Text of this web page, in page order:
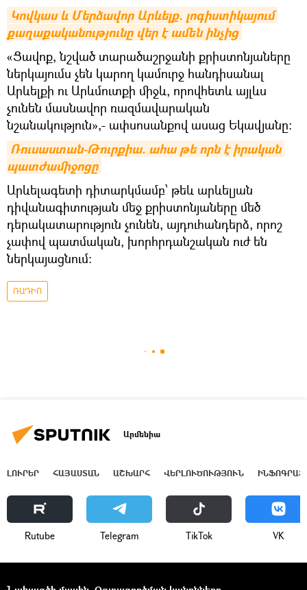
Կովկաս և Մերձավոր Արևելք. լոգիստիկայում
քաղաքականությունը վեր է ամեն ինչից
«Ցավոք, նշված տարածաշրջանի քրիստոնյաները
ներկայումս չեն կարող կամուրջ հանդիսանալ
Արևելքի ու Արևմուտքի միջև, որովհետև այլևս
չունեն մասնավոր ռազմավարական
նշանակություն»,- ափսոսանքով ասաց Եկավյանը:
Ռուսաստան-Թուրքիա. ահա թե որն է իրական
պատժամիջոցը
Արևելագետի դիտարկմամբ՝ թեև արևելյան
դիվանագիտության մեջ քրիստոնյաները մեծ
դերակատարություն չունեն, այդուհանդերձ, որոշ
չափով պատմական, խորհրդանշական ուժ են
ներկայացնում:
ՌԱԴԻՈ
Արմենիա
ԼՈՒՐԵՐ ՀԱՅԱՍՏԱՆ ԱՇԽԱՐՀ ՎԵՐԼՈՒԾՈՒԹՅՈՒՆ
Rutube Telegram ТikТоk VK